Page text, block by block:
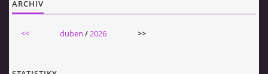
ARCHIV
<< duben /2026 >>